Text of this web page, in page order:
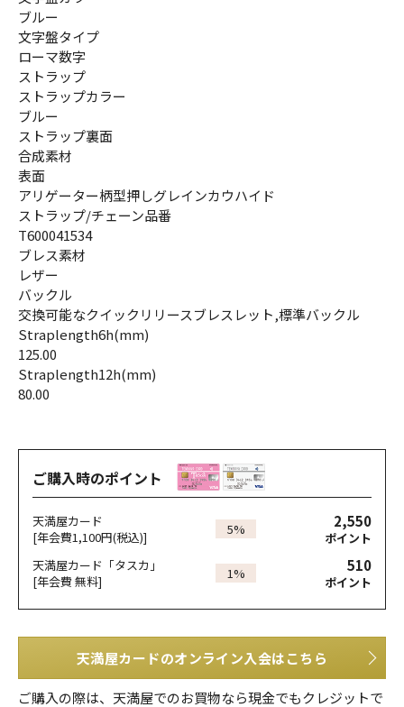
ブルー
文字盤タイプ
ローマ数字
ストラップ
ストラップカラー
ブルー
ストラップ裏面
合成素材
表面
アリゲーター柄型押しグレインカウハイド
ストラップ/チェーン品番
T600041534
ブレス素材
レザー
バックル
交換可能なクイックリリースブレスレット,標準バックル
Straplength6h(mm)
125.00
Straplength12h(mm)
80.00
ご購入時のポイント
天満屋カード
[年会費1,100円(税込)]
5% 2,550
ポイント
天満屋カード「タスカ」
[年会費 無料]
1% 510
ポイント
天満屋カードのオンライン入会はこちら
ご購入の際は、天満屋でのお買物なら現金でもクレジットで